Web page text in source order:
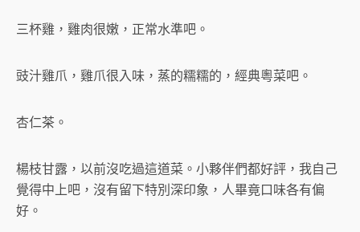
三杯雞，雞肉很嫩，正常水準吧。
豉汁雞爪，雞爪很入味，蒸的糯糯的，經典粵菜吧。
杏仁茶。
楊枝甘露，以前沒吃過這道菜。小夥伴們都好評，我自己
覺得中上吧，沒有留下特別深印象，人畢竟口味各有偏
好。